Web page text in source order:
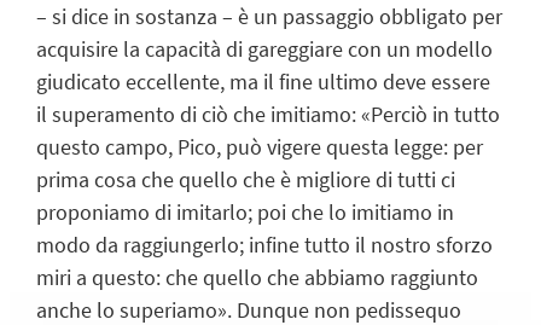
– si dice in sostanza – è un passaggio obbligato per
acquisire la capacità di gareggiare con un modello
giudicato eccellente, ma il fine ultimo deve essere
il superamento di ciò che imitiamo: «Perciò in tutto
questo campo, Pico, può vigere questa legge: per
prima cosa che quello che è migliore di tutti ci
proponiamo di imitarlo; poi che lo imitiamo in
modo da raggiungerlo; infine tutto il nostro sforzo
miri a questo: che quello che abbiamo raggiunto
anche lo superiamo». Dunque non pedissequo